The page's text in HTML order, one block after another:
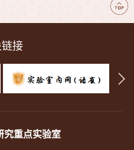
接
究重点实验室